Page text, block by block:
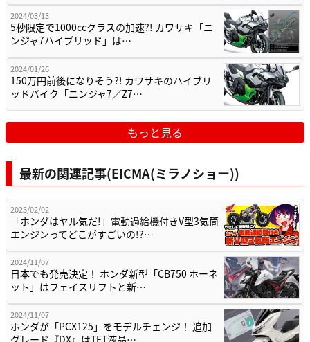
2024/03/13
5秒限定で1000ccクラスの加速?! カワサキ「ニ
ンジャ7ハイブリッド」は…
2024/01/26
150万円前後になりそう?! カワサキのハイブリ
ッドバイク「ニンジャ7／Z7…
もっと見る
最新の関連記事(EICMA(ミラノショー))
2025/02/02
「ホンダはヤル気だ!」電動過給機付きV型3気筒
エンジンってどこがすごいの!?…
2024/11/07
日本でも発売決定！ ホンダ新型「CB750 ホーネ
ット」はフェイスリフトと新…
2024/11/07
ホンダが「PCX125」をモデルチェンジ！ 追加
グレード『DX』はTFT液晶…